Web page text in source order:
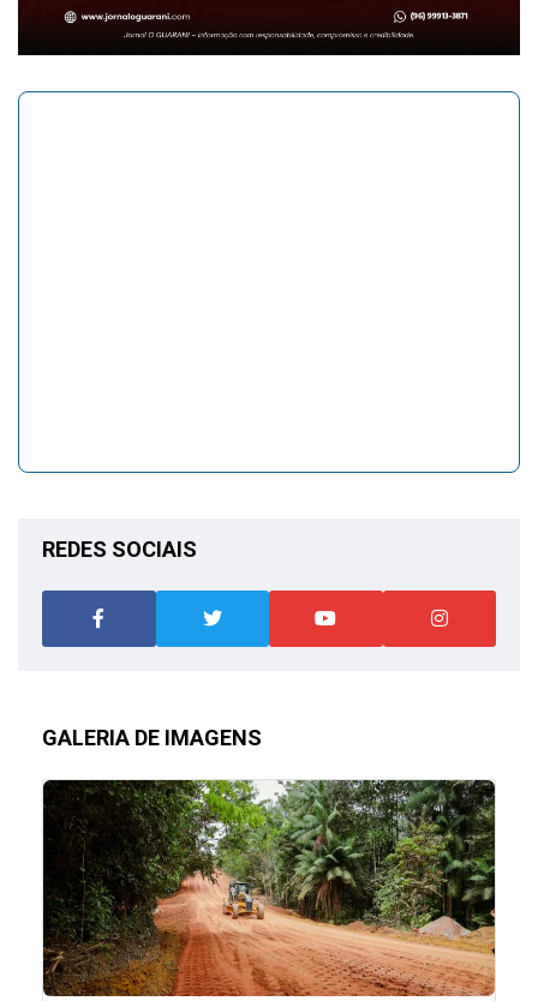
REDES SOCIAIS
GALERIA DE IMAGENS